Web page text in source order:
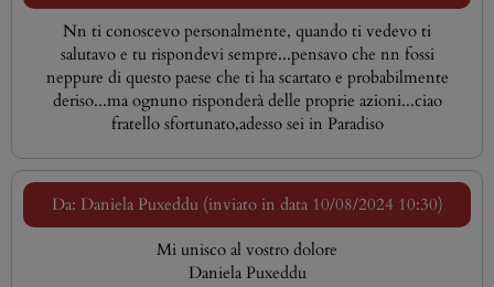
Nn ti conoscevo personalmente, quando ti vedevo ti
salutavo e tu rispondevi sempre...pensavo che nn fossi
neppure di questo paese che ti ha scartato e probabilmente
deriso...ma ognuno risponderà delle proprie azioni...ciao
fratello sfortunato,adesso sei in Paradiso
Da: Daniela Puxeddu (inviato in data 10/08/2024 10:30)
Mi unisco al vostro dolore
Daniela Puxeddu